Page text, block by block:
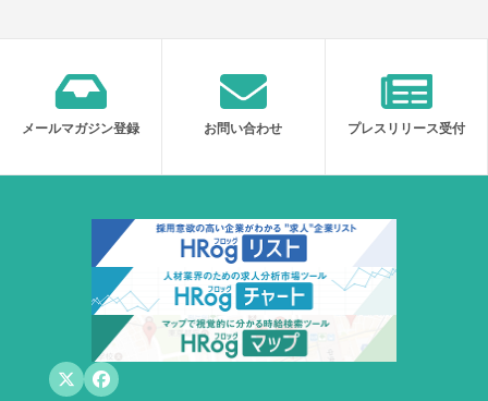
メールマガジン登録 お問い合わせ プレスリリース受付